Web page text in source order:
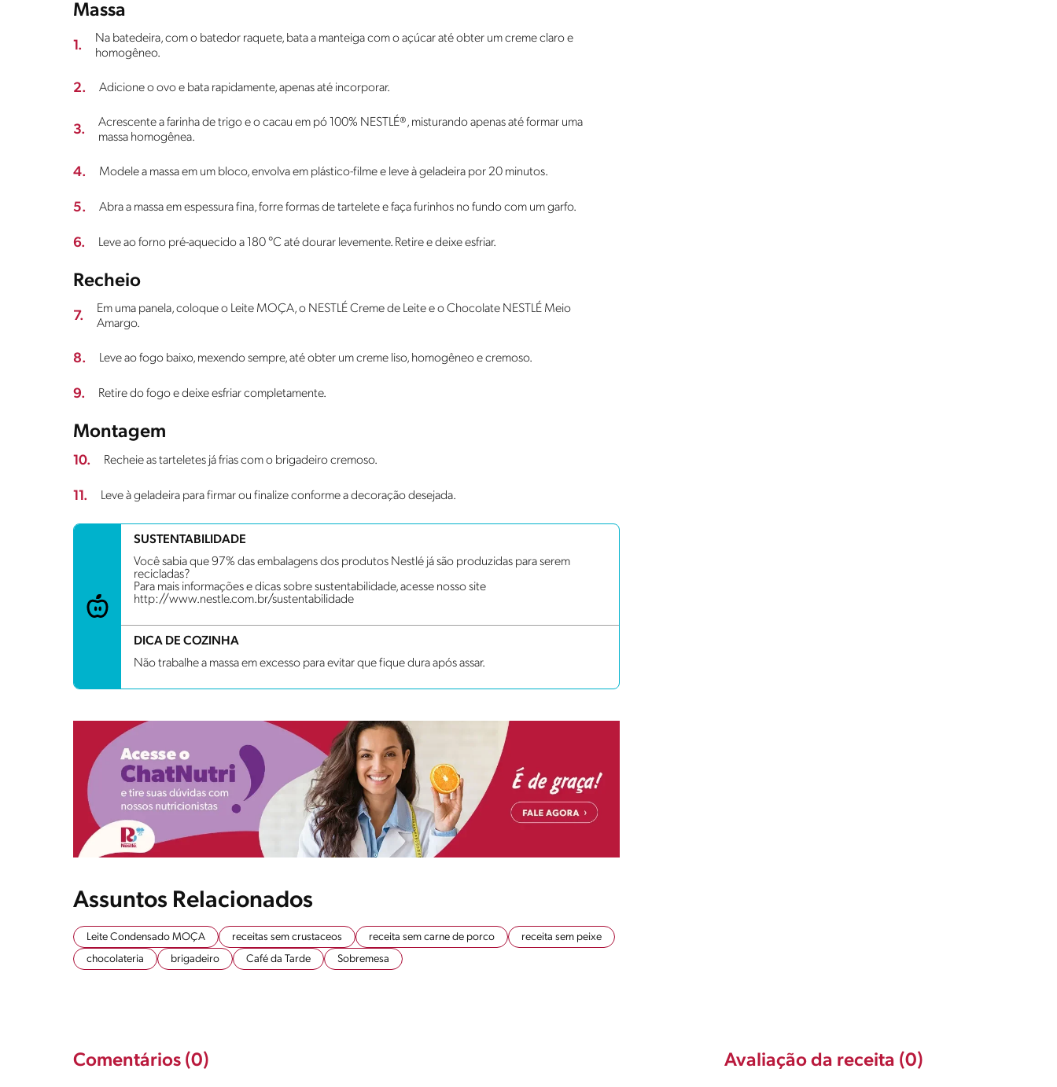
Massa
1.
Na batedeira, com o batedor raquete, bata a manteiga com o açúcar até obter um creme claro e
homogêneo.
2. Adicione o ovo e bata rapidamente, apenas até incorporar.
3.
Acrescente a farinha de trigo e o cacau em pó 100% NESTLÉ®, misturando apenas até formar uma
massa homogênea.
4. Modele a massa em um bloco, envolva em plástico-filme e leve à geladeira por 20 minutos.
5. Abra a massa em espessura fina, forre formas de tartelete e faça furinhos no fundo com um garfo.
6. Leve ao forno pré-aquecido a 180 °C até dourar levemente. Retire e deixe esfriar.
Recheio
7.
Em uma panela, coloque o Leite MOÇA, o NESTLÉ Creme de Leite e o Chocolate NESTLÉ Meio
Amargo.
8. Leve ao fogo baixo, mexendo sempre, até obter um creme liso, homogêneo e cremoso.
9. Retire do fogo e deixe esfriar completamente.
Montagem
10. Recheie as tarteletes já frias com o brigadeiro cremoso.
11. Leve à geladeira para firmar ou finalize conforme a decoração desejada.
SUSTENTABILIDADE
Você sabia que 97% das embalagens dos produtos Nestlé já são produzidas para serem
recicladas?
Para mais informações e dicas sobre sustentabilidade, acesse nosso site
http://www.nestle.com.br/sustentabilidade
DICA DE COZINHA
Não trabalhe a massa em excesso para evitar que fique dura após assar.
Assuntos Relacionados
Leite Condensado MOÇA receitas sem crustaceos receita sem carne de porco
receita sem peixe
chocolateria
brigadeiro Café da Tarde Sobremesa
Avaliação da receita (0)
Comentários (0)